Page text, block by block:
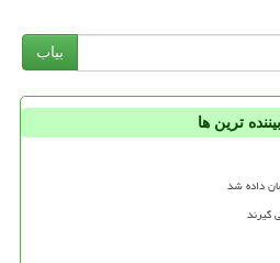
بیاب
ترین ها
داده شد
گیرند